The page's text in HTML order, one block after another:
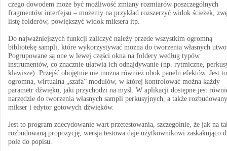
czego dowodem może być możliwość zmiany rozmiarów poszczególnych
fragmentów interfejsu – możemy na przykład rozszerzyć widok ścieżek,
listę folderów, powiększyć widok miksera itp.
Do najważniejszych funkcji zaliczyć należy przede wszystkim ogromną
bibliotekę sampli, które wykorzystywać można do tworzenia własnych
Pogrupowane są one w lewej części okna na foldery według typów
instrumentów, co znacznie ułatwia ich odnajdywanie (np. rytmiczne,
klawisze). Przejść obojętnie nie można również obok panelu efektów. Jest to
ogromna, wirtualna „szafa” modułów, w której kontrolować można każdy
parametr dźwięku, jaki przychodzi na myśl. W aplikacji dostępne jest
narzędzie do tworzenia własnych sampli perkusyjnych, a także rozbudowany
mikser i edytor gotowych dźwięków.
Jest to program zdecydowanie wart przetestowania, szczególnie, że jak na
rozbudowaną propozycję, wersja testowa daje użytkownikowi zaskakująco
pole do popisu.